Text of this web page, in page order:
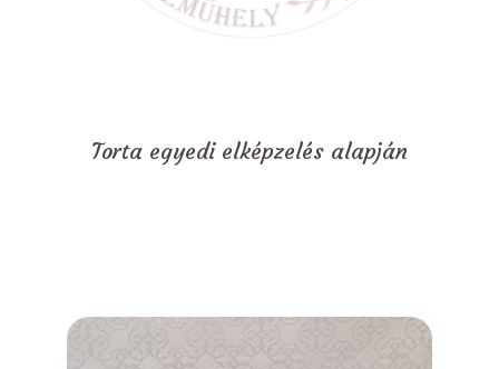
Torta egyedi elképzelés alapján